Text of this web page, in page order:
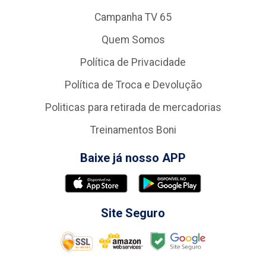
Campanha TV 65
Quem Somos
Política de Privacidade
Política de Troca e Devolução
Politicas para retirada de mercadorias
Treinamentos Boni
Baixe já nosso APP
Site Seguro